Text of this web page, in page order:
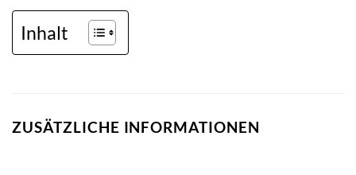
Inhalt
ZUSÄTZLICHE INFORMATIONEN